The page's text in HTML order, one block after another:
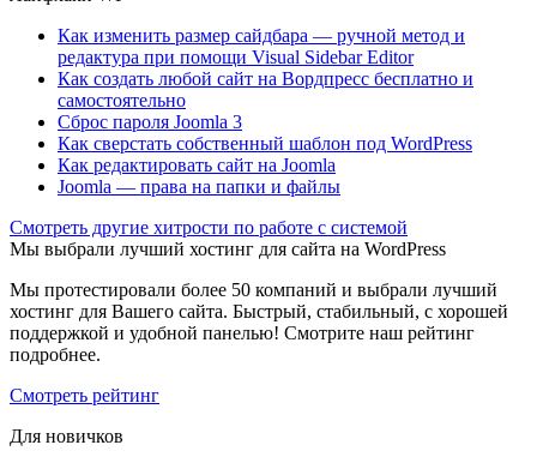
Как изменить размер сайдбара — ручной метод и
редактура при помощи Visual Sidebar Editor
Как создать любой сайт на Вордпресс бесплатно и
самостоятельно
Сброс пароля Joomla 3
Как сверстать собственный шаблон под WordPress
Как редактировать сайт на Joomla
Joomla — права на папки и файлы
Cмотреть другие хитрости по работе с системой
Мы выбрали лучший хостинг для сайта на WordPress
Мы протестировали более 50 компаний и выбрали лучший
хостинг для Вашего сайта. Быстрый, стабильный, с хорошей
поддержкой и удобной панелью! Смотрите наш рейтинг
подробнее.
Смотреть рейтинг
Для новичков